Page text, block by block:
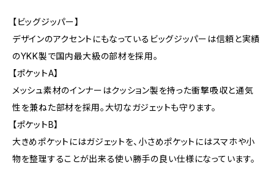
【ビッグジッパー】
デザインのアクセントにもなっているビッグジッパーは信頼と実績
のYKK製で国内最大級の部材を採用。
【ポケットA】
メッシュ素材のインナーはクッション製を持った衝撃吸収と通気
性を兼ねた部材を採用。大切なガジェットも守ります。
【ポケットB】
大きめポケットにはガジェットを、小さめポケットにはスマホや小
物を整理することが出来る使い勝手の良い仕様になっています。